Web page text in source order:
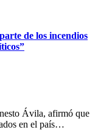
de los incendios
Ávila, afirmó que
en el país…